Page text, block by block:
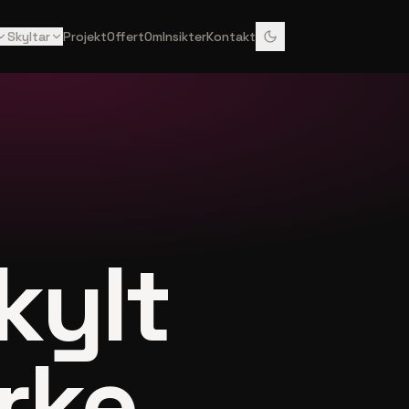
Skyltar ProjektOffertOmInsikterKontakt